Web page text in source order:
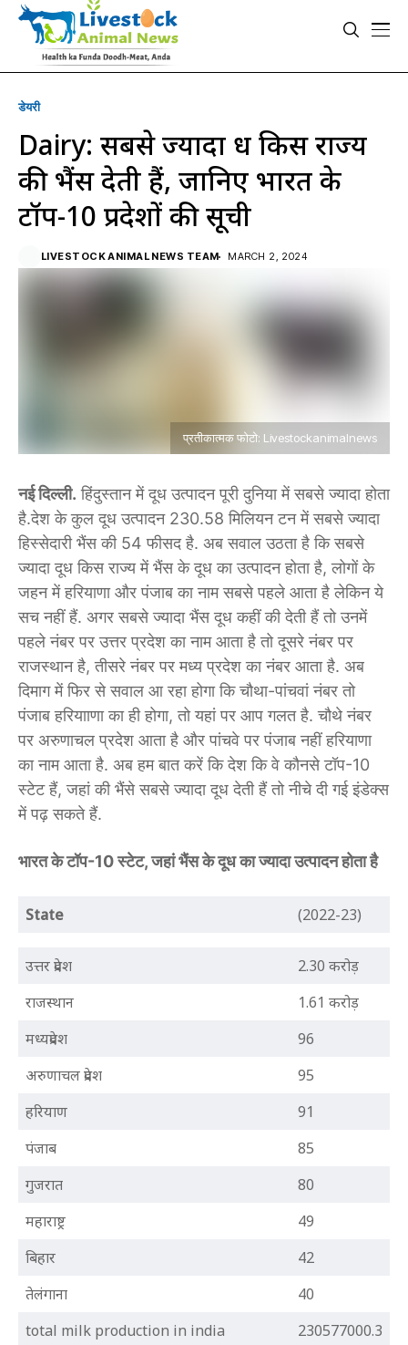
डेयरी
Dairy: सबसे ज्यादा दूध किस राज्य
की भैंस देती हैं, जानिए भारत के
टॉप-10 प्रदेशों की सूची
LIVESTOCK ANIMAL NEWS TEAM MARCH 2, 2024
प्रतीकात्मक फोटो: Livestockanimalnews
नई दिल्ली. हिंदुस्तान में दूध उत्पादन पूरी दुनिया में सबसे ज्यादा होता
है.देश के कुल दूध उत्पादन 230.58 मिलियन टन में सबसे ज्यादा
हिस्सेदारी भैंस की 54 फीसद है. अब सवाल उठता है कि सबसे
ज्यादा दूध किस राज्य में भैंस के दूध का उत्पादन होता है, लोगों के
जहन में हरियाणा और पंजाब का नाम सबसे पहले आता है लेकिन ये
सच नहीं हैं. अगर सबसे ज्यादा भैंस दूध कहीं की देती हैं तो उनमें
पहले नंबर पर उत्तर प्रदेश का नाम आता है तो दूसरे नंबर पर
राजस्थान है, तीसरे नंबर पर मध्य प्रदेश का नंबर आता है. अब
दिमाग में फिर से सवाल आ रहा होगा कि चौथा-पांचवां नंबर तो
पंजाब हरियााणा का ही होगा, तो यहां पर आप गलत है. चौथे नंबर
पर अरुणाचल प्रदेश आता है और पांचवे पर पंजाब नहीं हरियाणा
का नाम आता है. अब हम बात करें कि देश कि वे कौनसे टॉप-10
स्टेट हैं, जहां की भैंसे सबसे ज्यादा दूध देती हैं तो नीचे दी गई इंडेक्स
में पढ़ सकते हैं.
भारत के टॉप-10 स्टेट, जहां भैंस के दूध का ज्यादा उत्पादन होता है
State (2022-23)
उत्तर प्रदेश
2.30 करोड़
राजस्थान
1.61 करोड़
मध्यप्रदेश
96
अरुणाचल प्रदेश
95
हरियाण
91
पंजाब
85
गुजरात
80
महाराष्ट्र
49
बिहार
42
तेलंगाना
40
total milk production in india
230577000.3